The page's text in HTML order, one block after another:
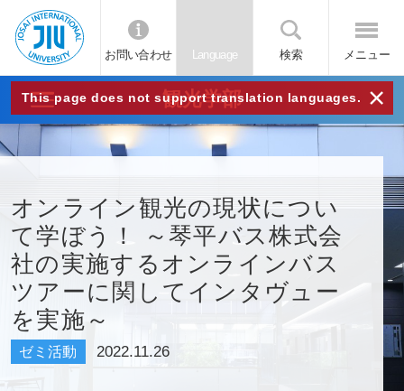
JIU
城西
国際
大学
お問い合わせ Language 検索 メニュー
This page does not support translation languages. ×
観光学部
オンライン観光の現状につい
て学ぼう！ ～琴平バス株式会
社の実施するオンラインバス
ツアーに関してインタヴュー
を実施～
ゼミ活動 2022.11.26